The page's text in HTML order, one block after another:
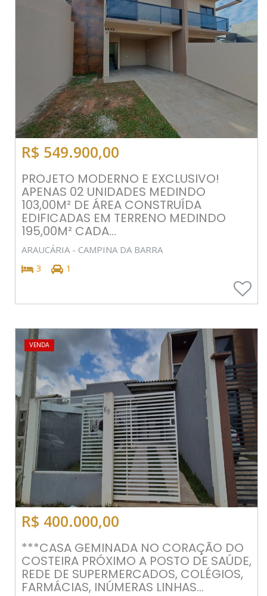
R$ 549.900,00
PROJETO MODERNO E EXCLUSIVO!
APENAS 02 UNIDADES MEDINDO
103,00M² DE ÁREA CONSTRUÍDA
EDIFICADAS EM TERRENO MEDINDO
195,00M² CADA...
ARAUCÁRIA - CAMPINA DA BARRA
3
1
VENDA
R$ 400.000,00
***CASA GEMINADA NO CORAÇÃO DO
COSTEIRA PRÓXIMO A POSTO DE SAÚDE,
REDE DE SUPERMERCADOS, COLÉGIOS,
FARMÁCIAS, INÚMERAS LINHAS...